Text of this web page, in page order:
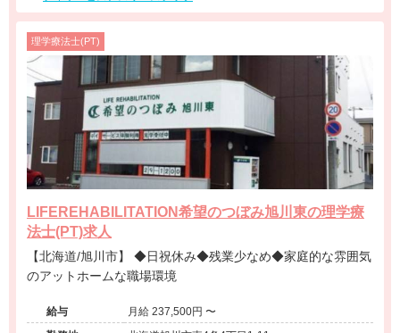
理学療法士(PT)
LIFEREHABILITATION希望のつぼみ旭川東の理学療
法士(PT)求人
【北海道/旭川市】 ◆日祝休み◆残業少なめ◆家庭的な雰囲気
のアットホームな職場環境
給与
月給 237,500円 〜